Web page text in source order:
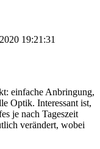
19:21:31
einfache Anbringung,
Optik. Interessant ist,
je nach Tageszeit
verändert, wobei